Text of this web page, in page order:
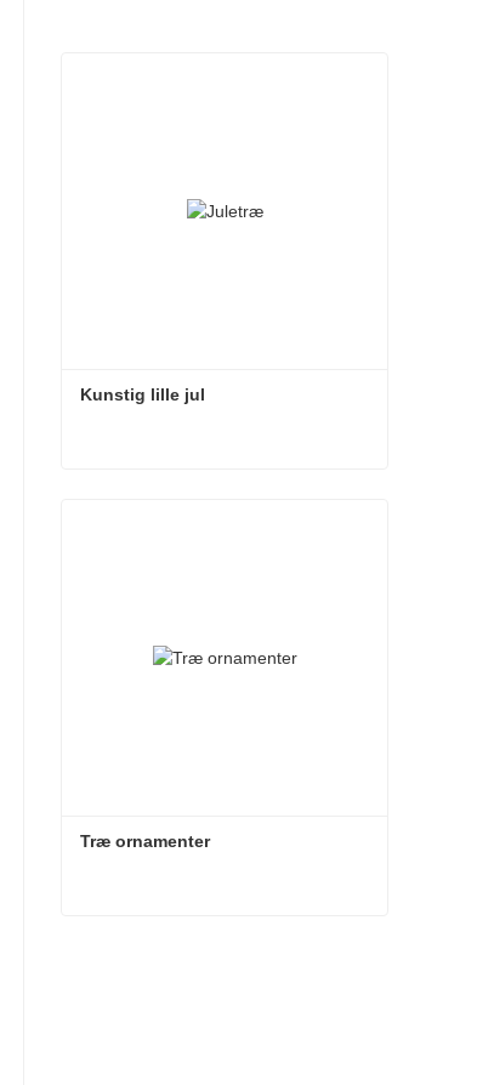
Kunstig lille jul
Træ ornamenter